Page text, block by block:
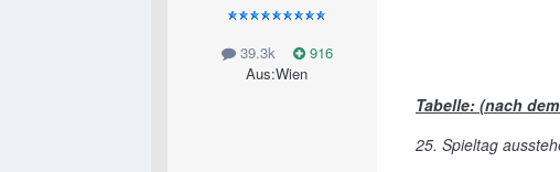
39.3k
916
Aus:Wien
Tabelle: (nach
25. Spieltag